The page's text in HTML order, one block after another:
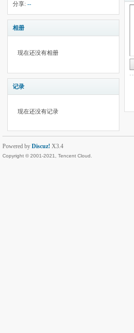
分享: --
相册
现在还没有相册
记录
现在还没有记录
Powered by Discuz! X3.4
Copyright © 2001-2021, Tencent Cloud.